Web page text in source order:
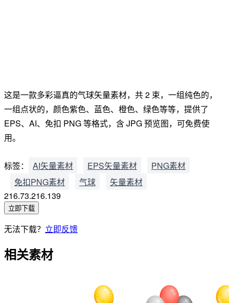
这是一款多彩逼真的气球矢量素材，共 2 束，一组纯色的，
一组点状的，颜色紫色、蓝色、橙色、绿色等等，提供了
EPS、AI、免扣 PNG 等格式，含 JPG 预览图，可免费使
用。
标签： AI矢量素材 EPS矢量素材
PNG素材
免扣PNG素材
气球
矢量素材
216.73.216.139
立即下载
无法下载？ 立即反馈
相关素材